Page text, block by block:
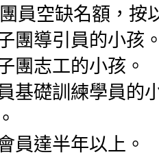
員空缺名額，按
團導引員的小孩
團志工的小孩。
基礎訓練學員的
員達半年以上。